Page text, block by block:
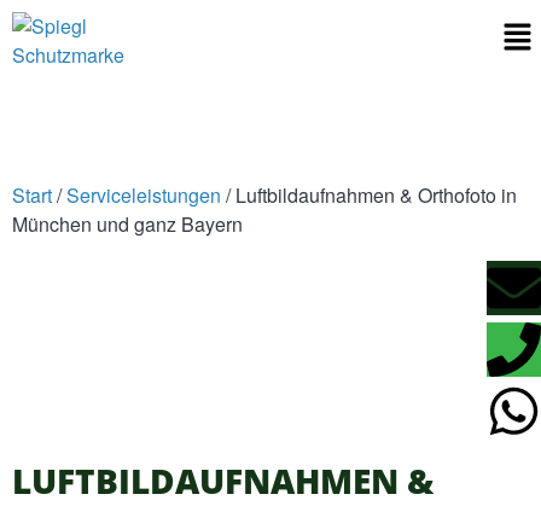
Start/Serviceleistungen / Luftbildaufnahmen & Orthofoto in
München und ganz Bayern
LUFTBILDAUFNAHMEN &